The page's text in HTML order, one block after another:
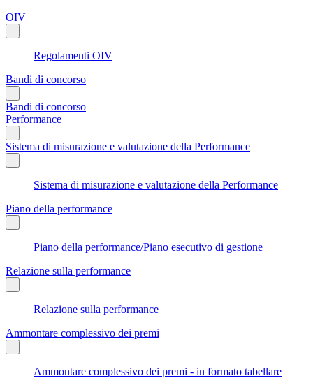
OIV
Regolamenti OIV
Bandi di concorso
Bandi di concorso
Performance
Sistema di misurazione e valutazione della Performance
Sistema di misurazione e valutazione della Performance
Piano della performance
Piano della performance/Piano esecutivo di gestione
Relazione sulla performance
Relazione sulla performance
Ammontare complessivo dei premi
Ammontare complessivo dei premi - in formato tabellare